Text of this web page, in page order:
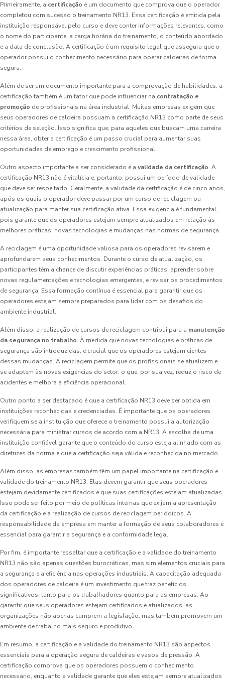
Primeiramente, a certificação é um documento que comprova que o operador
completou com sucesso o treinamento NR13. Essa certificação é emitida pela
instituição responsável pelo curso e deve conter informações relevantes, como
o nome do participante, a carga horária do treinamento, o conteúdo abordado
e a data de conclusão. A certificação é um requisito legal que assegura que o
operador possui o conhecimento necessário para operar caldeiras de forma
segura.
Além de ser um documento importante para a comprovação de habilidades, a
certificação também é um fator que pode influenciar na contratação e
promoção de profissionais na área industrial. Muitas empresas exigem que
seus operadores de caldeira possuam a certificação NR13 como parte de seus
critérios de seleção. Isso significa que, para aqueles que buscam uma carreira
nessa área, obter a certificação é um passo crucial para aumentar suas
oportunidades de emprego e crescimento profissional.
Outro aspecto importante a ser considerado é a validade da certificação. A
certificação NR13 não é vitalícia e, portanto, possui um período de validade
que deve ser respeitado. Geralmente, a validade da certificação é de cinco anos,
após os quais o operador deve passar por um curso de reciclagem ou
atualização para manter sua certificação ativa. Essa exigência é fundamental,
pois garante que os operadores estejam sempre atualizados em relação às
melhores práticas, novas tecnologias e mudanças nas normas de segurança.
A reciclagem é uma oportunidade valiosa para os operadores revisarem e
aprofundarem seus conhecimentos. Durante o curso de atualização, os
participantes têm a chance de discutir experiências práticas, aprender sobre
novas regulamentações e tecnologias emergentes, e revisar os procedimentos
de segurança. Essa formação contínua é essencial para garantir que os
operadores estejam sempre preparados para lidar com os desafios do
ambiente industrial.
Além disso, a realização de cursos de reciclagem contribui para a manutenção
da segurança no trabalho. À medida que novas tecnologias e práticas de
segurança são introduzidas, é crucial que os operadores estejam cientes
dessas mudanças. A reciclagem permite que os profissionais se atualizem e
se adaptem às novas exigências do setor, o que, por sua vez, reduz o risco de
acidentes e melhora a eficiência operacional.
Outro ponto a ser destacado é que a certificação NR13 deve ser obtida em
instituições reconhecidas e credenciadas. É importante que os operadores
verifiquem se a instituição que oferece o treinamento possui a autorização
necessária para ministrar cursos de acordo com a NR13. A escolha de uma
instituição confiável garante que o conteúdo do curso esteja alinhado com as
diretrizes da norma e que a certificação seja válida e reconhecida no mercado.
Além disso, as empresas também têm um papel importante na certificação e
validade do treinamento NR13. Elas devem garantir que seus operadores
estejam devidamente certificados e que suas certificações estejam atualizadas.
Isso pode ser feito por meio de políticas internas que exijam a apresentação
da certificação e a realização de cursos de reciclagem periódicos. A
responsabilidade da empresa em manter a formação de seus colaboradores é
essencial para garantir a segurança e a conformidade legal.
Por fim, é importante ressaltar que a certificação e a validade do treinamento
NR13 não são apenas questões burocráticas, mas sim elementos cruciais para
a segurança e a eficiência nas operações industriais. A capacitação adequada
dos operadores de caldeira é um investimento que traz benefícios
significativos, tanto para os trabalhadores quanto para as empresas. Ao
garantir que seus operadores estejam certificados e atualizados, as
organizações não apenas cumprem a legislação, mas também promovem um
ambiente de trabalho mais seguro e produtivo.
Em resumo, a certificação e a validade do treinamento NR13 são aspectos
essenciais para a operação segura de caldeiras e vasos de pressão. A
certificação comprova que os operadores possuem o conhecimento
necessário, enquanto a validade garante que eles estejam sempre atualizados